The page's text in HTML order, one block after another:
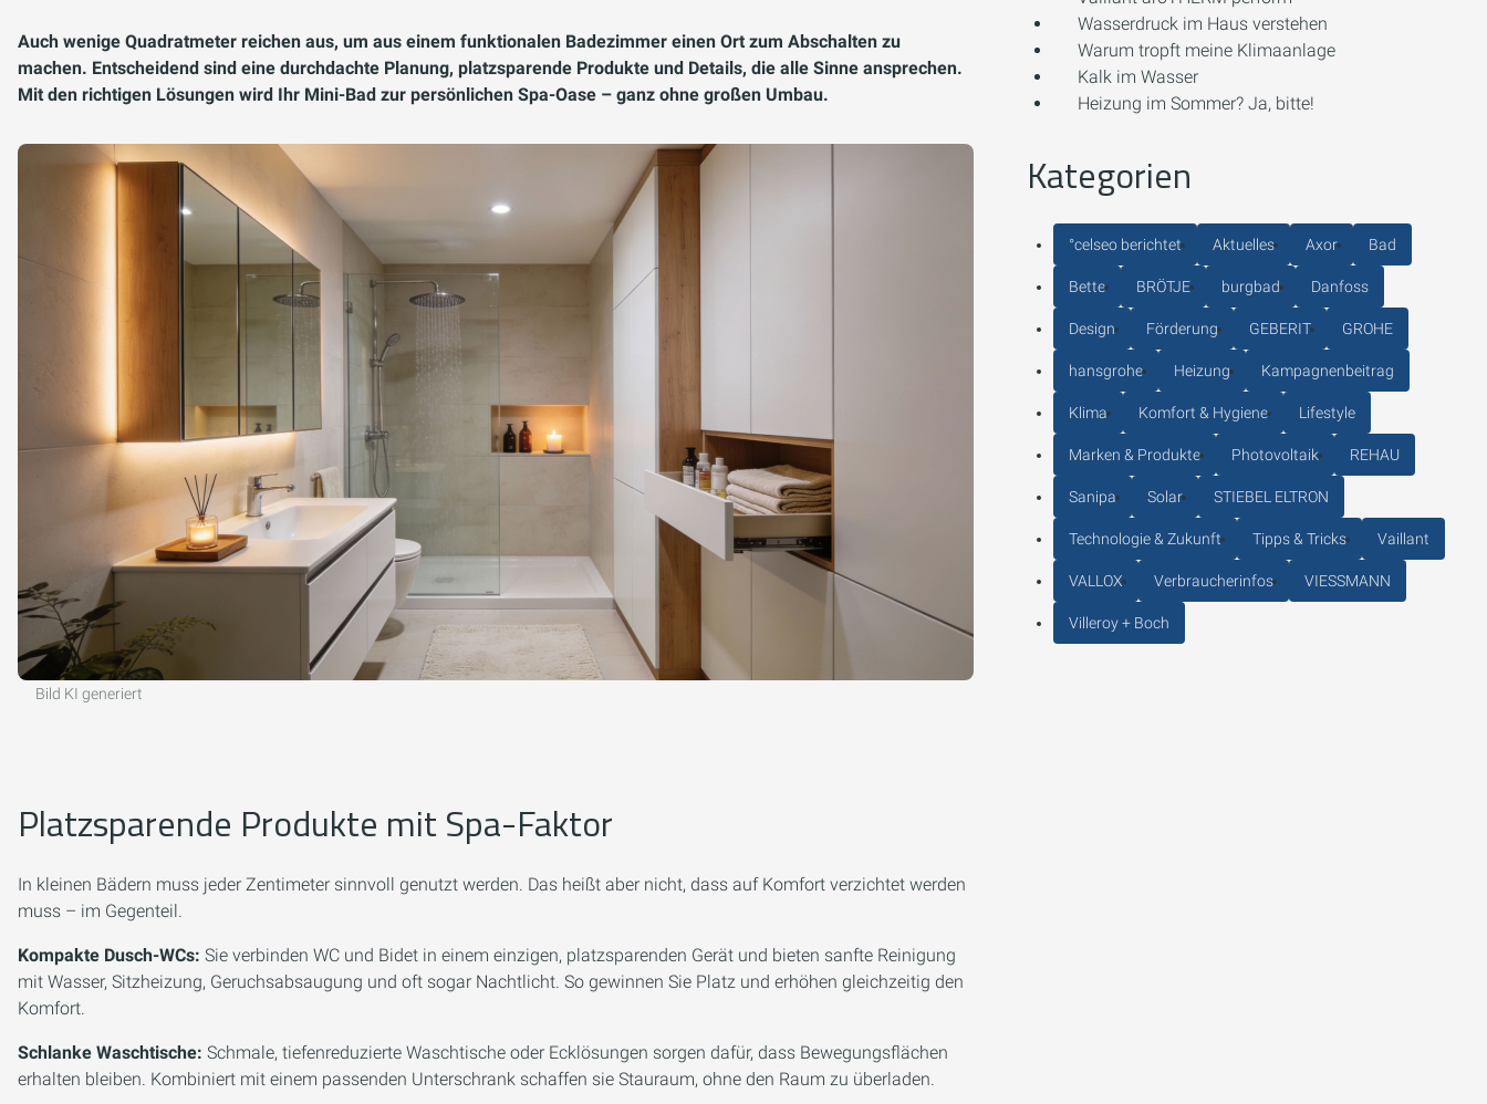
Auch wenige Quadratmeter reichen aus, um aus einem funktionalen Badezimmer einen Ort zum Abschalten zu
machen. Entscheidend sind eine durchdachte Planung, platzsparende Produkte und Details, die alle Sinne ansprechen.
Mit den richtigen Lösungen wird Ihr Mini-Bad zur persönlichen Spa-Oase – ganz ohne großen Umbau.
Bild KI generiert
Platzsparende Produkte mit Spa-Faktor
In kleinen Bädern muss jeder Zentimeter sinnvoll genutzt werden. Das heißt aber nicht, dass auf Komfort verzichtet werden
muss – im Gegenteil.
Kompakte Dusch-WCs: Sie verbinden WC und Bidet in einem einzigen, platzsparenden Gerät und bieten sanfte Reinigung
mit Wasser, Sitzheizung, Geruchsabsaugung und oft sogar Nachtlicht. So gewinnen Sie Platz und erhöhen gleichzeitig den
Komfort.
Schlanke Waschtische: Schmale, tiefenreduzierte Waschtische oder Ecklösungen sorgen dafür, dass Bewegungsflächen
erhalten bleiben. Kombiniert mit einem passenden Unterschrank schaffen sie Stauraum, ohne den Raum zu überladen.
Wasserdruck im Haus verstehen
Warum tropft meine Klimaanlage
Kalk im Wasser
Heizung im Sommer? Ja, bitte!
Kategorien
°celseo berichtet Aktuelles Axor Bad
Bette BRÖTJE burgbad Danfoss
Design Förderung GEBERIT GROHE
hansgrohe Heizung Kampagnenbeitrag
Klima Komfort & Hygiene Lifestyle
Marken & Produkte Photovoltaik REHAU
Sanipa Solar STIEBEL ELTRON
Technologie & Zukunft Tipps & Tricks Vaillant
VALLOX Verbraucherinfos VIESSMANN
Villeroy + Boch